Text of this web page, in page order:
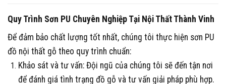
Quy Trình Sơn PU Chuyên Nghiệp Tại Nội Thất Thành Vinh
Để đảm bảo chất lượng tốt nhất, chúng tôi thực hiện sơn PU
đồ nội thất gỗ theo quy trình chuẩn:
Khảo sát và tư vấn: Đội ngũ của chúng tôi sẽ đến tận nơi
để đánh giá tình trạng đồ gỗ và tư vấn giải pháp phù hợp.